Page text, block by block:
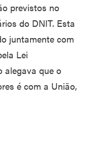
previstos no
do DNIT. Esta
juntamente com
Lei
alegava que o
é com a União,